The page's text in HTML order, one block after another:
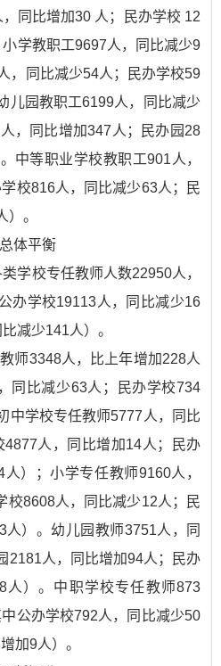
同比增加30 人；民办学校 12
学教职工9697人，同比减少9
，同比减少54人；民办学校59
儿园教职工6199人，同比减少
，同比增加347人；民办园28
中等职业学校教职工901人，
校816人，同比减少63人；民
。
体平衡
学校专任教师人数22950人，
办学校19113人，同比减少16
减少141人）。
师3348人，比上年增加228人
同比减少63人；民办学校734
中学校专任教师5777人，同比
人，同比增加14人；民办
）；小学专任教师9160人，
校8608人，同比减少12人；民
）。幼儿园教师3751人，同
2181人，同比增加94人；民办
人）。中职学校专任教师873
公办学校792人，同比减少50
加9人）。